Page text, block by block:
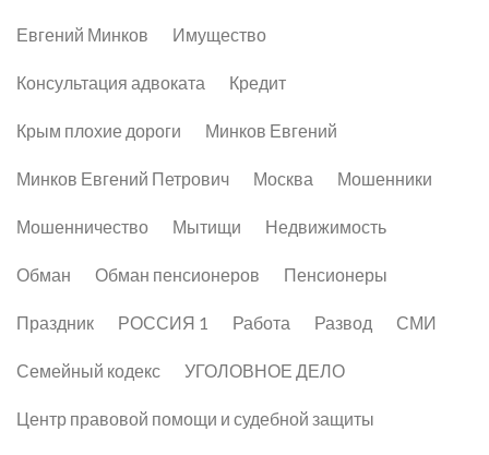
Евгений Минков Имущество
Консультация адвоката Кредит
Крым плохие дороги Минков Евгений
Минков Евгений Петрович Москва Мошенники
Мошенничество Мытищи Недвижимость
Обман Обман пенсионеров Пенсионеры
Праздник РОССИЯ 1 Работа Развод СМИ
Семейный кодекс УГОЛОВНОЕ ДЕЛО
Центр правовой помощи и судебной защиты